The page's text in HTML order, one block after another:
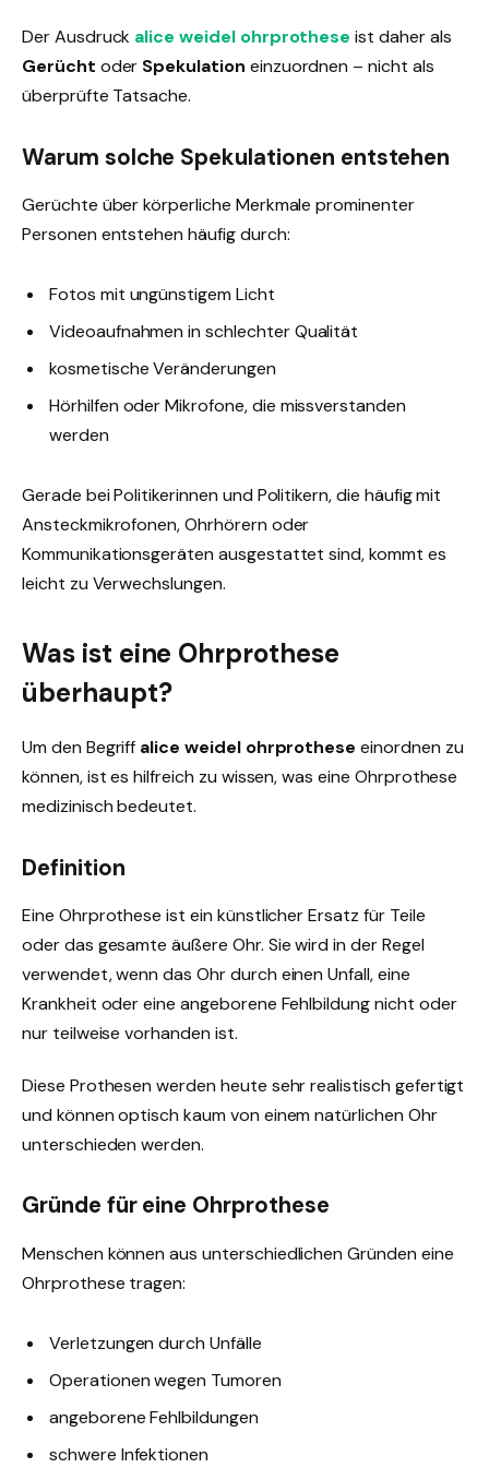
Der Ausdruck alice weidel ohrprothese ist daher als
Gerücht oder Spekulation einzuordnen – nicht als
überprüfte Tatsache.
Warum solche Spekulationen entstehen
Gerüchte über körperliche Merkmale prominenter
Personen entstehen häufig durch:
Fotos mit ungünstigem Licht
Videoaufnahmen in schlechter Qualität
kosmetische Veränderungen
Hörhilfen oder Mikrofone, die missverstanden
werden
Gerade bei Politikerinnen und Politikern, die häufig mit
Ansteckmikrofonen, Ohrhörern oder
Kommunikationsgeräten ausgestattet sind, kommt es
leicht zu Verwechslungen.
Was ist eine Ohrprothese
überhaupt?
Um den Begriff alice weidel ohrprothese einordnen zu
können, ist es hilfreich zu wissen, was eine Ohrprothese
medizinisch bedeutet.
Definition
Eine Ohrprothese ist ein künstlicher Ersatz für Teile
oder das gesamte äußere Ohr. Sie wird in der Regel
verwendet, wenn das Ohr durch einen Unfall, eine
Krankheit oder eine angeborene Fehlbildung nicht oder
nur teilweise vorhanden ist.
Diese Prothesen werden heute sehr realistisch gefertigt
und können optisch kaum von einem natürlichen Ohr
unterschieden werden.
Gründe für eine Ohrprothese
Menschen können aus unterschiedlichen Gründen eine
Ohrprothese tragen:
Verletzungen durch Unfälle
Operationen wegen Tumoren
angeborene Fehlbildungen
schwere Infektionen